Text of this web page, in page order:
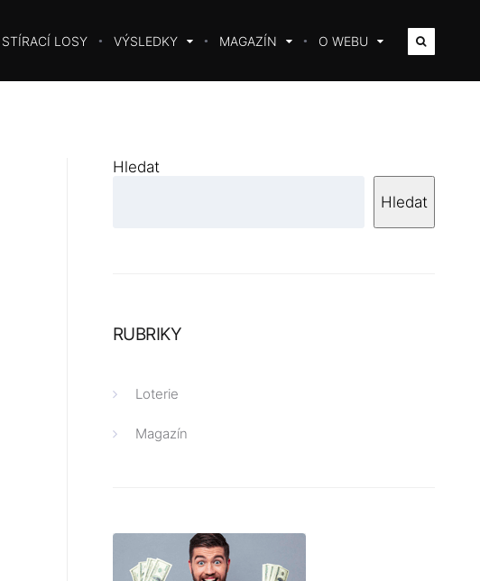
STÍRACÍ LOSY VÝSLEDKY MAGAZÍN O WEBU
Hledat
Hledat
RUBRIKY
Loterie
Magazín